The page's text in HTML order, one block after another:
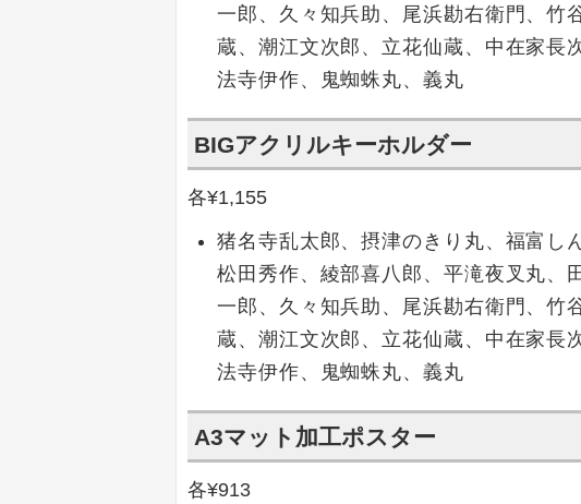
一郎、久々知兵助、尾浜勘右衛門、竹
蔵、潮江文次郎、立花仙蔵、中在家長
法寺伊作、鬼蜘蛛丸、義丸
BIGアクリルキーホルダー
各¥1,155
猪名寺乱太郎、摂津のきり丸、福富し
松田秀作、綾部喜八郎、平滝夜叉丸、
一郎、久々知兵助、尾浜勘右衛門、竹
蔵、潮江文次郎、立花仙蔵、中在家長
法寺伊作、鬼蜘蛛丸、義丸
A3マット加工ポスター
各¥913